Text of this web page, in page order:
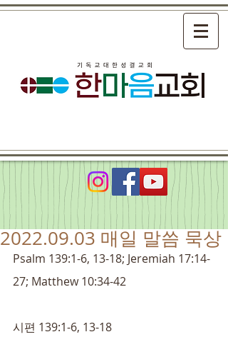
2022.09.03 매일 말씀 묵상
Psalm 139:1-6, 13-18; Jeremiah 17:14-
27; Matthew 10:34-42
시편 139:1-6, 13-18